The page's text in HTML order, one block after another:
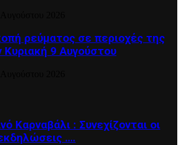
ρεύματος σε περιοχές της
9 Αυγούστου
Καρναβάλι : Συνεχίζονται οι
….